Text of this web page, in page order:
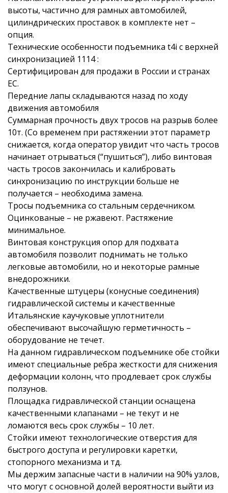
высоты, частично для рамных автомобилей,
цилиндрических проставок в комплекте нет –
опция.
Технические особенности подъемника t4i с верхней
синхронизацией 1114 :
Сертифицирован для продажи в России и странах
ЕС.
Передние лапы складываются назад по ходу
движения автомобиля
Суммарная прочность двух тросов на разрыв более
10т. (Со временем при растяжении этот параметр
снижается, когда оператор увидит что часть тросов
начинает отрываться (“пушиться”), либо винтовая
часть тросов закончилась и калибровать
синхронизацию по инструкции больше не
получается – необходима замена.
Тросы подъемника со стальным сердечником.
Оцинкованые – не ржавеют. Растяжение
минимальное.
Винтовая конструкция опор для подхвата
автомобиля позволит поднимать не только
легковые автомобили, но и некоторые рамные
внедорожники.
Качественные штуцеры (конусные соединения)
гидравлической системы и качественные
Итальянские каучуковые уплотнители
обеспечивают высочайшую герметичность –
оборудование не течет.
На данном гидравлическом подъемнике обе стойки
имеют специальные ребра жесткости для снижения
деформации колонн, что продлевает срок службы
ползунов.
Площадка гидравлической станции оснащена
качественными клапанами – не текут и не
ломаются весь срок службы – 10 лет.
Стойки имеют технологические отверстия для
быстрого доступа и регулировки каретки,
стопорного механизма и тд.
Мы держим запасные части в наличии на 90% узлов,
что могут с основной долей вероятности выйти из